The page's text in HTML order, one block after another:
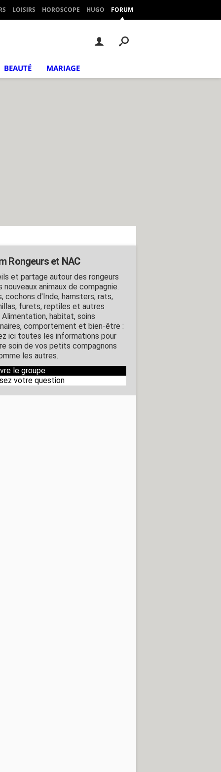
LOISIRS HOROSCOPE HUGO FORUM
BEAUTÉ MARIAGE
Rongeurs et NAC
et partage autour des rongeurs
nouveaux animaux de compagnie.
cochons d'Inde, hamsters, rats,
furets, reptiles et autres
Alimentation, habitat, soins
comportement et bien-être :
ici toutes les informations pour
soin de vos petits compagnons
les autres.
le groupe
votre question